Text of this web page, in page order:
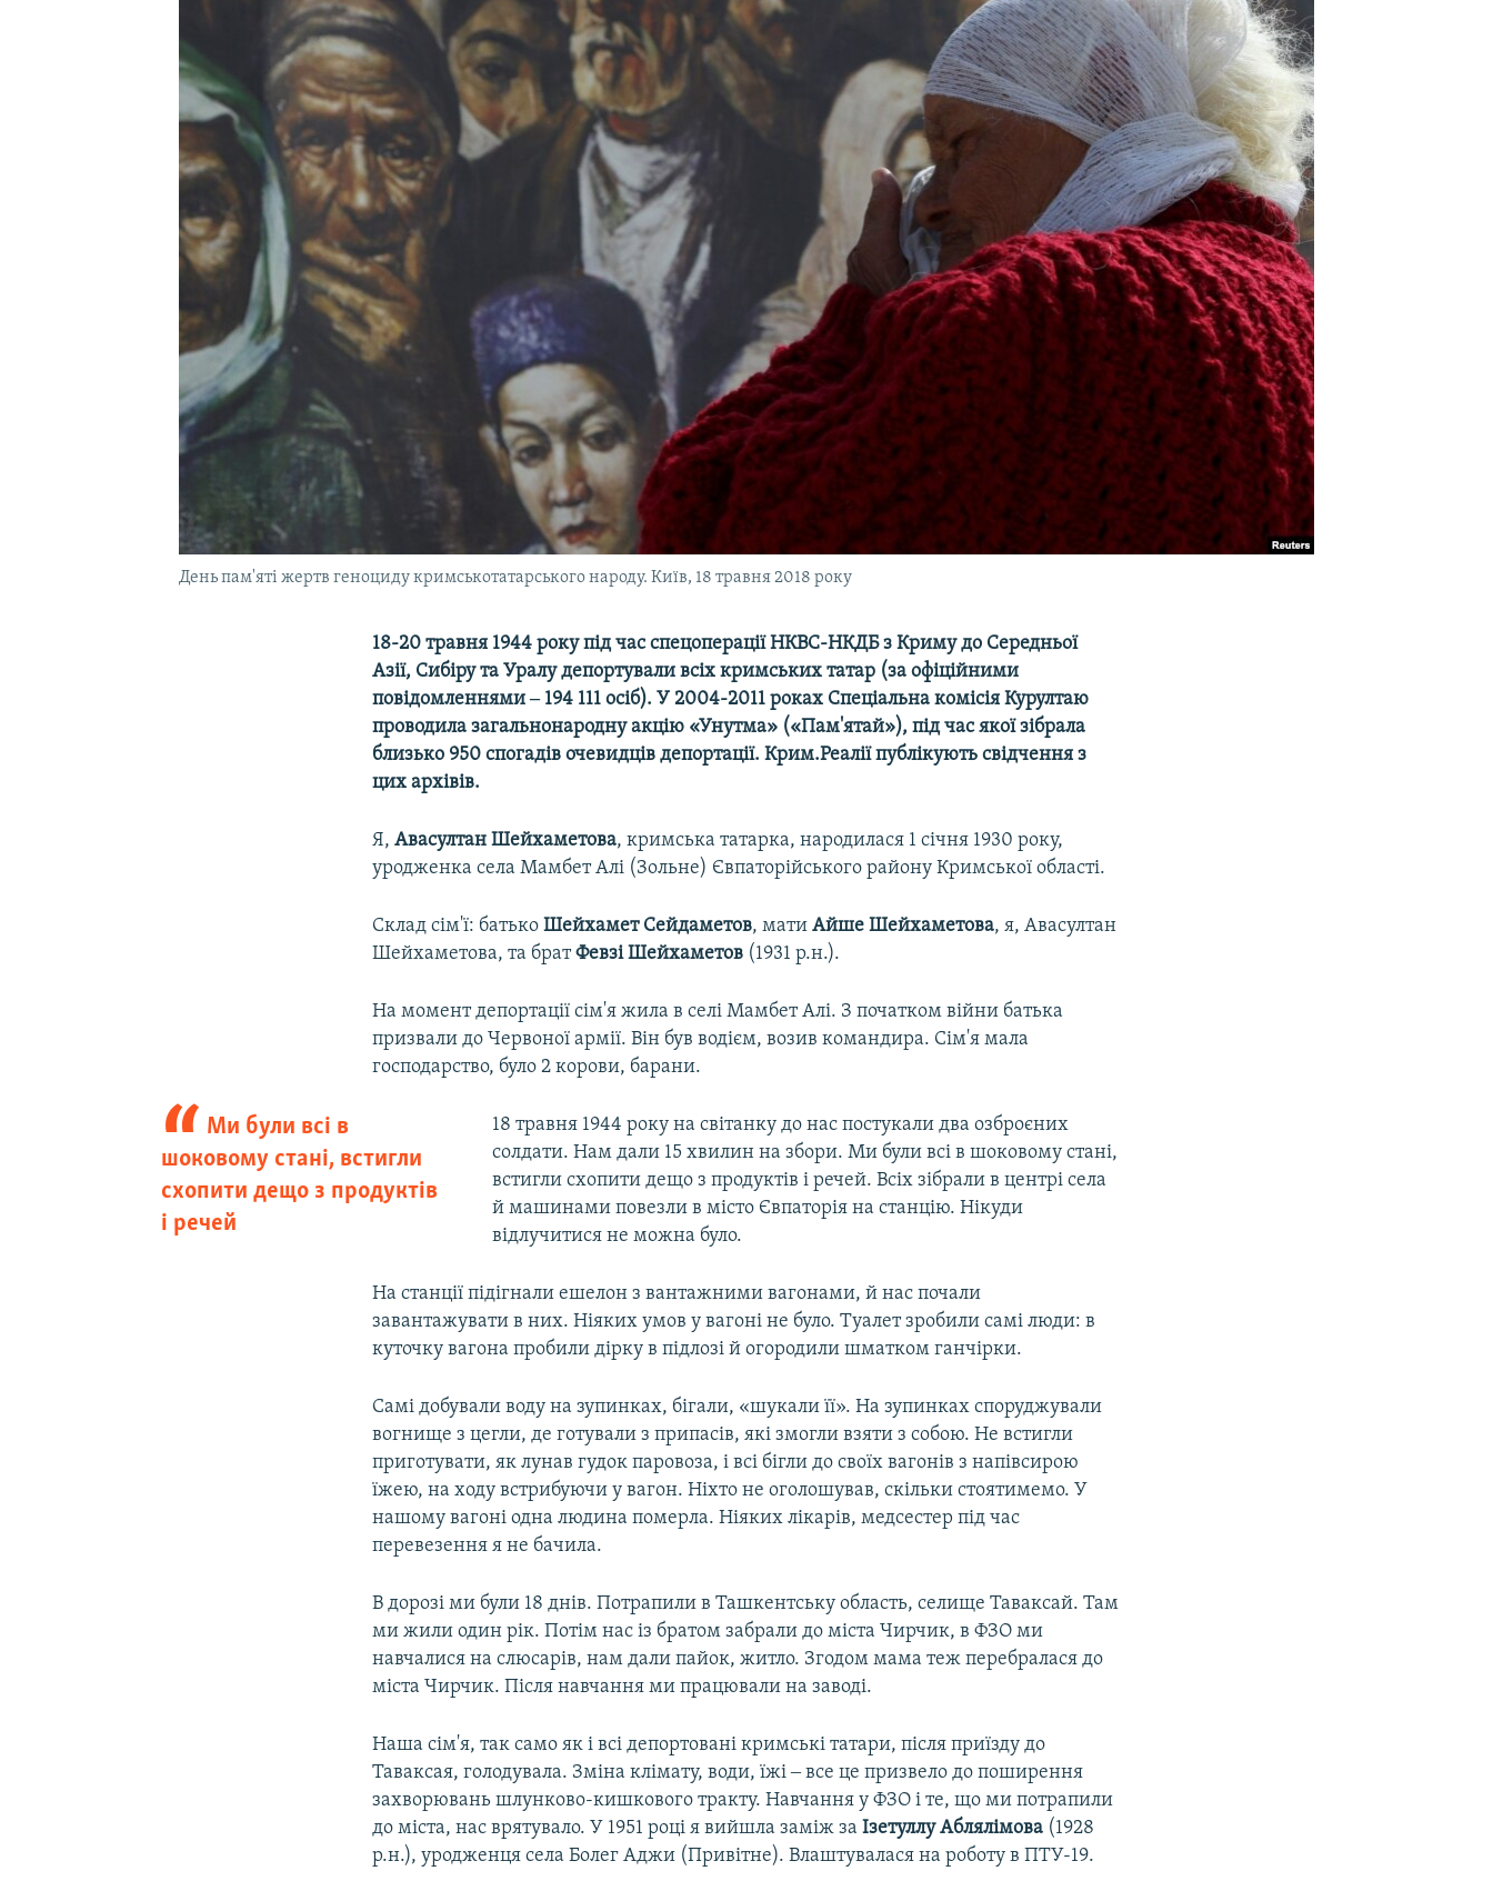
УКРАЇНСЬКА ПРОБЛЕМА КРИМУ
День пам'яті жертв геноциду кримськотатарського народу. Київ, 18 травня 2018 року
18-20 травня 1944 року під час спецоперації НКВС-НКДБ з Криму до Середньої
Азії, Сибіру та Уралу депортували всіх кримських татар (за офіційними
повідомленнями ‒ 194 111 осіб). У 2004-2011 роках Спеціальна комісія Курултаю
проводила загальнонародну акцію «Унутма» («Пам'ятай»), під час якої зібрала
близько 950 спогадів очевидців депортації. Крим.Реалії публікують свідчення з
цих архівів.
Я,Авасултан Шейхаметова, кримська татарка, народилася 1 січня 1930 року,
уродженка села Мамбет Алі (Зольне) Євпаторійського району Кримської області.
Склад сім'ї: батькоШейхамет Сейдаметов, матиАйше Шейхаметова, я, Авасултан
Шейхаметова, та братФевзі Шейхаметов (1931 р.н.).
На момент депортації сім'я жила в селі Мамбет Алі. З початком війни батька
призвали до Червоної армії. Він був водієм, возив командира. Сім'я мала
господарство, було 2 корови, барани.
Ми були всі в
шоковому стані, встигли
схопити дещо з продуктів
і речей
18 травня 1944 року на світанку до нас постукали два озброєних
солдати. Нам дали 15 хвилин на збори. Ми були всі в шоковому стані,
встигли схопити дещо з продуктів і речей. Всіх зібрали в центрі села
й машинами повезли в місто Євпаторія на станцію. Нікуди
відлучитися не можна було.
На станції підігнали ешелон з вантажними вагонами, й нас почали
завантажувати в них. Ніяких умов у вагоні не було. Туалет зробили самі люди: в
куточку вагона пробили дірку в підлозі й огородили шматком ганчірки.
Самі добували воду на зупинках, бігали, «шукали її». На зупинках споруджували
вогнище з цегли, де готували з припасів, які змогли взяти з собою. Не встигли
приготувати, як лунав гудок паровоза, і всі бігли до своїх вагонів з напівсирою
їжею, на ходу встрибуючи у вагон. Ніхто не оголошував, скільки стоятимемо. У
нашому вагоні одна людина померла. Ніяких лікарів, медсестер під час
перевезення я не бачила.
В дорозі ми були 18 днів. Потрапили в Ташкентську область, селище Таваксай. Там
ми жили один рік. Потім нас із братом забрали до міста Чирчик, в ФЗО ми
навчалися на слюсарів, нам дали пайок, житло. Згодом мама теж перебралася до
міста Чирчик. Після навчання ми працювали на заводі.
Наша сім'я, так само як і всі депортовані кримські татари, після приїзду до
Таваксая, голодувала. Зміна клімату, води, їжі ‒ все це призвело до поширення
захворювань шлунково-кишкового тракту. Навчання у ФЗО і те, що ми потрапили
до міста, нас врятувало. У 1951 році я вийшла заміж заІзетуллу Аблялімова (1928
р.н.), уродженця села Болег Аджи (Привітне). Влаштувалася на роботу в ПТУ-19.